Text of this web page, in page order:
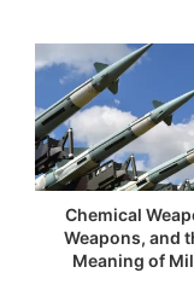
Chemical
Weapons, and
Meaning of